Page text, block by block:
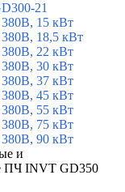
21
15 кВт
18,5 кВт
22 кВт
30 кВт
37 кВт
45 кВт
55 кВт
75 кВт
90 кВт
и
ПЧ INVT GD350